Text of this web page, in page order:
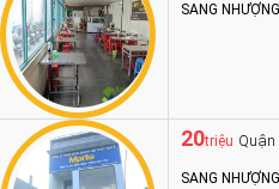
SANG
20triệu Quận
SANG